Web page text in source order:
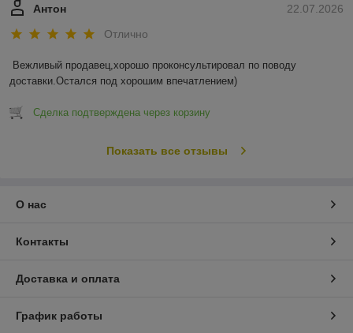
22.07.2026
Антон
Отлично
Вежливый продавец,хорошо проконсультировал по поводу
доставки.Остался под хорошим впечатлением)
Сделка подтверждена через корзину
Показать все отзывы
О нас
Контакты
Доставка и оплата
График работы